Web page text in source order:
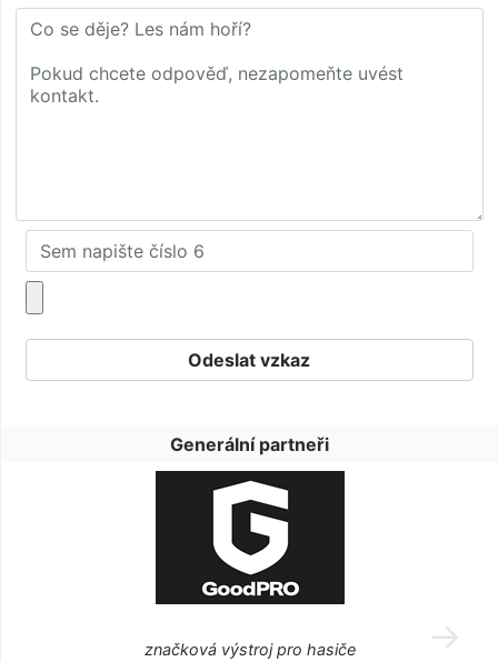
Generální partneři
značková výstroj pro hasiče